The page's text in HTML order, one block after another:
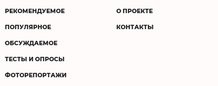
РЕКОМЕНДУЕМОЕ
ПОПУЛЯРНОЕ
ОБСУЖДАЕМОЕ
ТЕСТЫ И ОПРОСЫ
ФОТОРЕПОРТАЖИ
О ПРОЕКТЕ
КОНТАКТЫ